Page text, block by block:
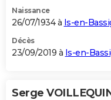
Naissance
26/07/1934 à Is-en-
Décès
23/09/2019 à Is-en-
Serge